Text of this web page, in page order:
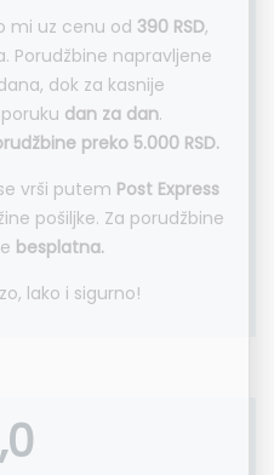
mi uz cenu od 390 RSD,
Porudžbine napravljene
dok za kasnije
dan za dan.
preko 5.000 RSD.
vrši putem Post Express
pošiljke. Za porudžbine
besplatna.
lako i sigurno!